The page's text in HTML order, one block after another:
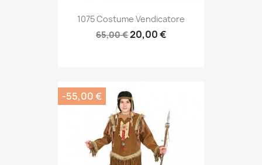
1075 Costume Vendicatore
65,00 €20,00 €
-55,00 €